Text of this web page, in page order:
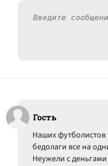
Гость
Наших футболистов
бедолаги все на
Неужели с деньгами